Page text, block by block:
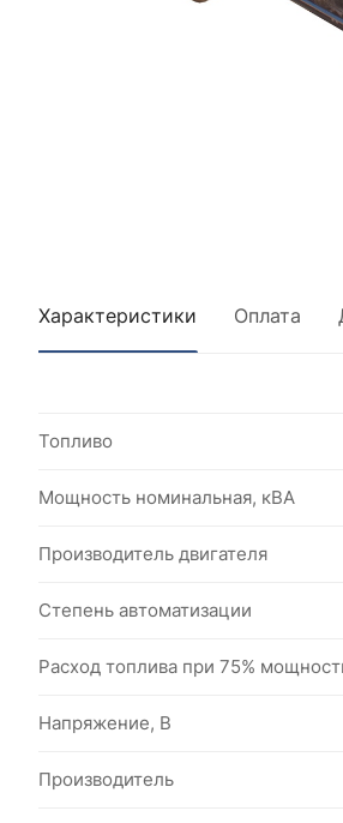
Характеристики Оплата
Топливо
Мощность номинальная, кВА
Производитель двигателя
Степень автоматизации
Расход топлива при 75%
Напряжение, В
Производитель